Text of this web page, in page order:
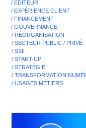
/ EDITEUR
/ EXPÉRIENCE CLIENT
/ FINANCEMENT
/ GOUVERNANCE
/ RÉORGANISATION
/ SECTEUR PUBLIC / PRIVÉ
/ SSII
/ START-UP
/ STRATÉGIE
/ TRANSFORMATION
/ USAGES MÉTIERS